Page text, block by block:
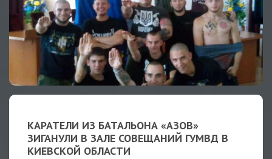
КАРАТЕЛИ ИЗ БАТАЛЬОНА «АЗОВ»
ЗИГАНУЛИ В ЗАЛЕ СОВЕЩАНИЙ ГУМВД В
КИЕВСКОЙ ОБЛАСТИ